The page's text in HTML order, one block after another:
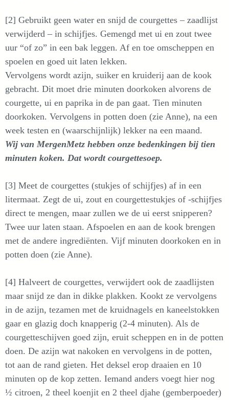
[2] Gebruikt geen water en snijd de courgettes – zaadlijst
verwijderd – in schijfjes. Gemengd met ui en zout twee
uur “of zo” in een bak leggen. Af en toe omscheppen en
spoelen en goed uit laten lekken.
Vervolgens wordt azijn, suiker en kruiderij aan de kook
gebracht. Dit moet drie minuten doorkoken alvorens de
courgette, ui en paprika in de pan gaat. Tien minuten
doorkoken. Vervolgens in potten doen (zie Anne), na een
week testen en (waarschijnlijk) lekker na een maand.
Wij van MergenMetz hebben onze bedenkingen bij tien
minuten koken. Dat wordt courgettesoep.
[3] Meet de courgettes (stukjes of schijfjes) af in een
litermaat. Zegt de ui, zout en courgettestukjes of -schijfjes
direct te mengen, maar zullen we de ui eerst snipperen?
Twee uur laten staan. Afspoelen en aan de kook brengen
met de andere ingrediënten. Vijf minuten doorkoken en in
potten doen (zie Anne).
[4] Halveert de courgettes, verwijdert ook de zaadlijsten
maar snijd ze dan in dikke plakken. Kookt ze vervolgens
in de azijn, tezamen met de kruidnagels en kaneelstokken
gaar en glazig doch knapperig (2-4 minuten). Als de
courgetteschijven goed zijn, eruit scheppen en in de potten
doen. De azijn wat nakoken en vervolgens in de potten,
tot aan de rand gieten. Het deksel erop draaien en 10
minuten op de kop zetten. Iemand anders voegt hier nog
½ citroen, 2 theel koenjit en 2 theel djahe (gemberpoeder)